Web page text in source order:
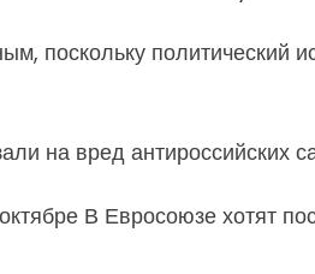
поскольку
В Евросоюзе хотят